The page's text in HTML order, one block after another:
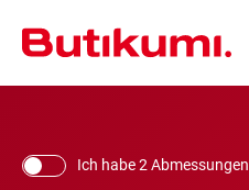
Ich habe 2 Abmessungen